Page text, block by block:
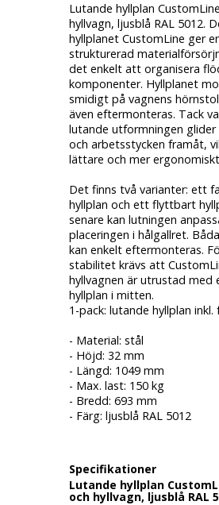
Lutande hyllplan
hyllvagn, ljusblå RAL 5012.
hyllplanet CustomLine ger
strukturerad
det enkelt att organisera
komponenter. Hyllplanet
smidigt på vagnens
även eftermonteras. Tack
lutande utformningen glider
och arbetsstycken framåt,
lättare och mer
Det finns två varianter: ett
hyllplan och ett flyttbart
senare kan lutningen
placeringen i hålgallret.
kan enkelt eftermonteras.
stabilitet krävs att
hyllvagnen är utrustad med
hyllplan i mitten.
1-pack: lutande hyllplan
- Material: stål
- Höjd: 32 mm
- Längd: 1049 mm
- Max. last: 150 kg
- Bredd: 693 mm
- Färg: ljusblå RAL 5012
Specifikationer
Lutande hyllplan
och hyllvagn, ljusblå RAL